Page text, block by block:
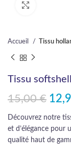
Accueil Tissu
Tissu
15,00€
Le prix initial était :
Le prix actuel est :
Découvrez notre
et d’élégance pour
qualité haut de